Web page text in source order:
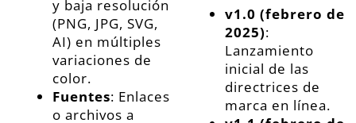
y baja resolución
(PNG, JPG, SVG,
AI) en múltiples
variaciones de
color.
Fuentes: Enlaces
o archivos a
v1.0 (febrero de
2025):
Lanzamiento
inicial de las
directrices de
marca en línea.